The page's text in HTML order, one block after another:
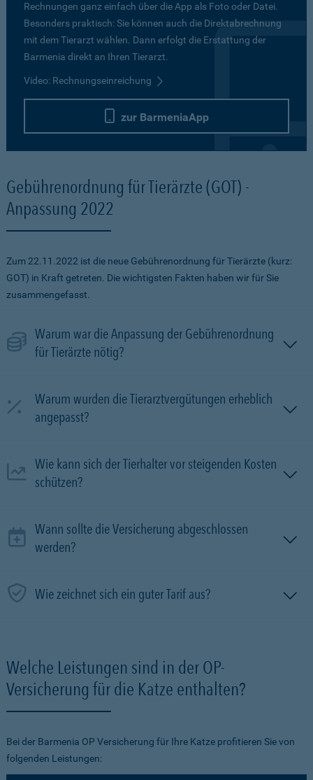
Rechnungen ganz einfach über die App als Foto oder Datei.
Besonders praktisch: Sie können auch die Direktabrechnung
mit dem Tierarzt wählen. Dann erfolgt die Erstattung der
Barmenia direkt an Ihren Tierarzt.
Video: Rechnungseinreichung
zur BarmeniaApp
Gebührenordnung für Tierärzte (GOT) -
Anpassung 2022
Zum 22.11.2022 ist die neue Gebührenordnung für Tierärzte (kurz:
GOT) in Kraft getreten. Die wichtigsten Fakten haben wir für Sie
zusammengefasst.
Warum war die Anpassung der Gebührenordnung
für Tierärzte nötig?
Warum wurden die Tierarztvergütungen erheblich
angepasst?
Wie kann sich der Tierhalter vor steigenden Kosten
schützen?
Wann sollte die Versicherung abgeschlossen
werden?
Wie zeichnet sich ein guter Tarif aus?
Welche Leistungen sind in der OP-
Versicherung für die Katze enthalten?
Bei der Barmenia OP Versicherung für Ihre Katze profitieren Sie von
folgenden Leistungen: